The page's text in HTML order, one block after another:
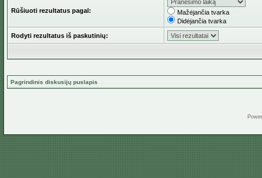
Rūšiuoti rezultatus pagal:
Mažėjančia tvarka
Didėjančia tvarka
Rodyti rezultatus iš paskutinių:
Pagrindinis diskusijų puslapis